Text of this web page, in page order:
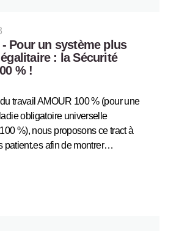
- Pour un système plus
: la Sécurité
% !
travail AMOUR 100 % (pour une
obligatoire universelle
%), nous proposons ce tract à
patient.es afin de montrer…